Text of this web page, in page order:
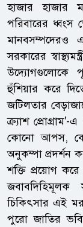
হাজার হাজার
পরিবারের
সরকারের
উদ্যোগগুলোকে
হুঁশিয়ার করে
জটিলতার
ক্র্যাশ
কোনো আপস,
অনুকম্পা প্রদর্শন
শক্তি প্রয়োগ করে
চিকিৎসার এই
পুরো জাতির